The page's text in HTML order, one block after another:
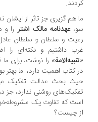
هم گزیری جز تاثر از ایشان
عهدنامه مالک اشتررا و
و سلطان و سلطان عادل و...
داشتیم و نکته‌ای را اضافه
» را نوشت، برای ما قدم
کتاب اهمیت دارد، اما بهتر بود
بحث عدالت تفکیک می‌شد.
روشنی ندارد، جز در
که تفاوت یک مشروطه‌خواه با
چیست؟